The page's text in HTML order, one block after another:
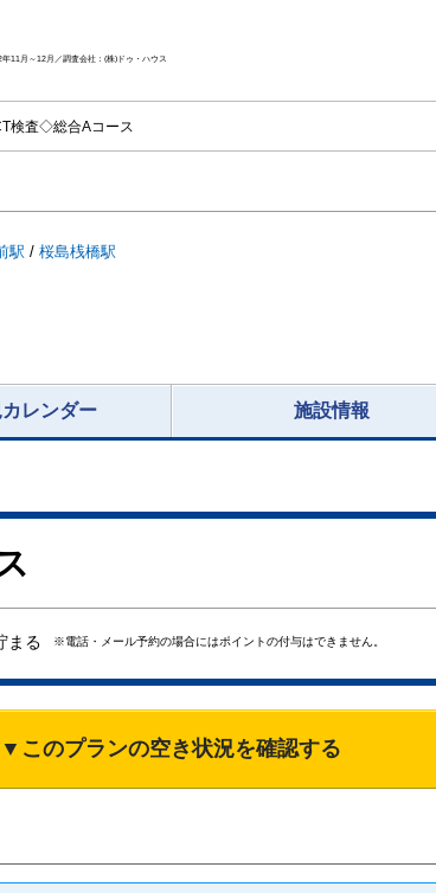
11月～12月／調査会社：(株)ドゥ・ハウス
検査◇総合Aコース
駅 / 桜島桟橋駅
レンダー 施設情報
まる ※電話・メール予約の場合にはポイントの付与はできません。
▼このプランの空き状況を確認する